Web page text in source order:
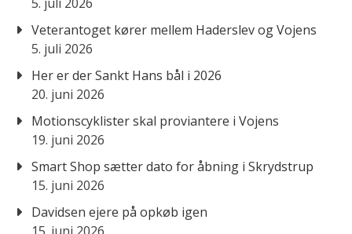
Veterantoget kører mellem Haderslev og Vojens
5. juli 2026
Her er der Sankt Hans bål i 2026
20. juni 2026
Motionscyklister skal proviantere i Vojens
19. juni 2026
Smart Shop sætter dato for åbning i Skrydstrup
15. juni 2026
Davidsen ejere på opkøb igen